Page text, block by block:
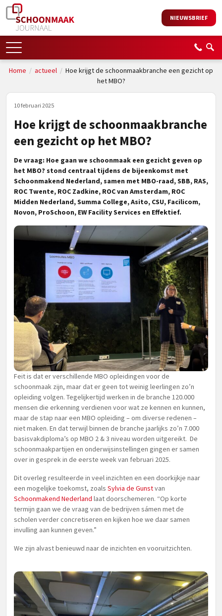
NIEUWSBRIEF
Home / actueel / Hoe krijgt de schoonmaakbranche een gezicht op
het MBO?
10 februari 2025
Hoe krijgt de schoonmaakbranche
een gezicht op het MBO?
De vraag: Hoe gaan we schoonmaak een gezicht geven op
het MBO? stond centraal tijdens de bijeenkomst met
Schoonmakend Nederland, samen met MBO-raad, SBB, RAS,
ROC Twente, ROC Zadkine, ROC van Amsterdam, ROC
Midden Nederland, Summa College, Asito, CSU, Facilicom,
Novon, ProSchoon, EW Facility Services en Effektief.
Feit is dat er verschillende MBO opleidingen voor de
schoonmaak zijn, maar dat er geen tot weinig leerlingen zo’n
opleiding volgen. Tegelijkertijd werken in de branche 120.000
mensen die erkenning verdienen voor wat ze kennen en kunnen,
maar de stap naar een MBO opleiding – om diverse redenen –
niet maken. En dat terwijl binnen de branche jaarlijks zo’n 7.000
basisvakdiploma’s op MBO 2 & 3 niveau worden uitgereikt. De
schoonmaakpartijen en onderwijsinstellingen gingen er samen
over in gesprek in de eerste week van februari 2025.
Dit overleg resulteerde in veel inzichten en een doorkijkje naar
een mogelijke toekomst, zoals Sylvia de Gunstvan
Schoonmakend Nederland laat doorschemeren. “Op korte
termijn gaan we de vraag van de bedrijven sámen met de
scholen verder concretiseren en kijken hoe we daar samen
invulling aan kunnen geven.”
We zijn alvast benieuwd naar de inzichten en vooruitzichten.